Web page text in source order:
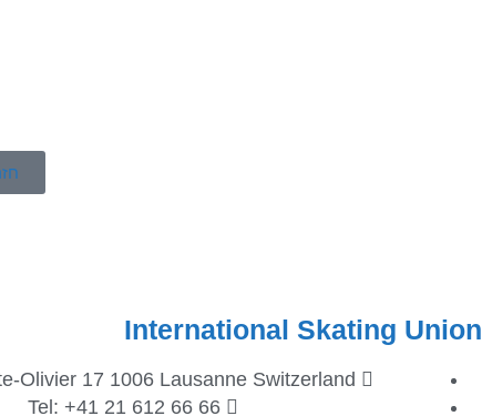
International Skating Union
Olivier 17 1006 Lausanne Switzerland
Tel: +41 21 612 66 66